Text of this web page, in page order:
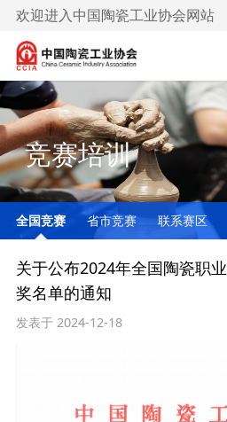
欢迎进入中国陶瓷工业协会网站
竞赛培训
全国竞赛 省市竞赛 联系赛区
关于公布2024年全国陶瓷职
奖名单的通知
发表于 2024-12-18